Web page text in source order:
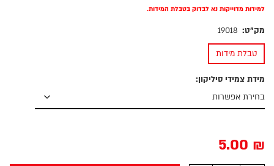
למידות מדוייקות נא לבדוק בטבלת המידות.
מק"ט: 19018
טבלת מידות
מידת צמידי סיליקון:
5.00 ₪